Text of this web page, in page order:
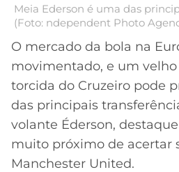
APOSTAS
CASSINOS
ONLINE
MELHORES
CASSINOS
ONLINE
2026
BOTAFOGO
VASCO
INTERNACIONAL
GRÊMIO
COPA
SUL-
AMERICANA
LIGA
DOS
CAMPEÕES
LALIGA
Meia Ederson é uma das
(Foto: ndependent Photo
O mercado da bola na
movimentado, e um
torcida do Cruzeiro pode
das principais
volante Éderson,
muito próximo de acertar
Manchester United.